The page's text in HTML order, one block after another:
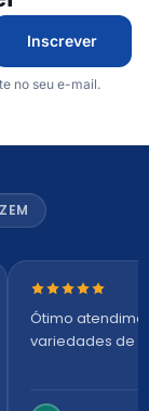
Inscrever
no seu e-mail.
Nota 5 de 5
Ótimo
variedades de